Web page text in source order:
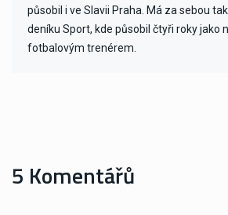
působil i ve Slavii Praha. Má za sebou
deníku Sport, kde působil čtyři roky jako
fotbalovým trenérem.
5 Komentářů